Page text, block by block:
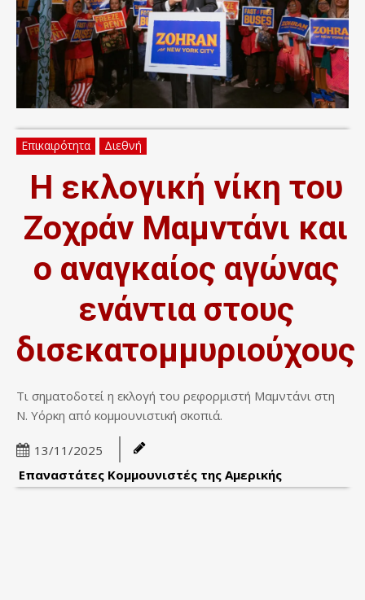
Επικαιρότητα Διεθνή
Η εκλογική νίκη του
Ζοχράν Μαμντάνι και
ο αναγκαίος αγώνας
ενάντια στους
δισεκατομμυριούχους
Τι σηματοδοτεί η εκλογή του ρεφορμιστή Μαμντάνι στη
Ν. Υόρκη από κομμουνιστική σκοπιά.
13/11/2025
Επαναστάτες Κομμουνιστές της Αμερικής